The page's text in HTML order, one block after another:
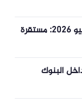
أسعار الذهب صباح اليوم، 4 يوليو 2026: مستقرة
البنوك